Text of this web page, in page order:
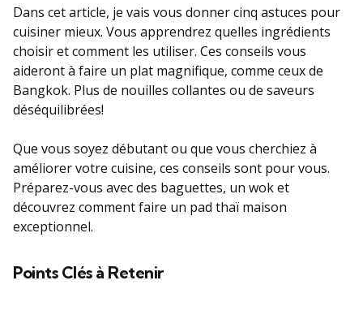
Dans cet article, je vais vous donner cinq astuces pour
cuisiner mieux. Vous apprendrez quelles ingrédients
choisir et comment les utiliser. Ces conseils vous
aideront à faire un plat magnifique, comme ceux de
Bangkok. Plus de nouilles collantes ou de saveurs
déséquilibrées!
Que vous soyez débutant ou que vous cherchiez à
améliorer votre cuisine, ces conseils sont pour vous.
Préparez-vous avec des baguettes, un wok et
découvrez comment faire un pad thaï maison
exceptionnel.
Points Clés à Retenir